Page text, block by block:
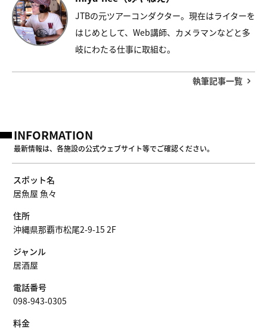
JTBの元ツアーコンダクター。現在はライターを
はじめとして、Web講師、カメラマンなどと多
岐にわたる仕事に取組む。
執筆記事一覧
INFORMATION
最新情報は、各施設の公式ウェブサイト等でご確認ください。
スポット名
居魚屋 魚々
住所
沖縄県那覇市松尾2-9-15 2F
ジャンル
居酒屋
電話番号
098-943-0305
料金